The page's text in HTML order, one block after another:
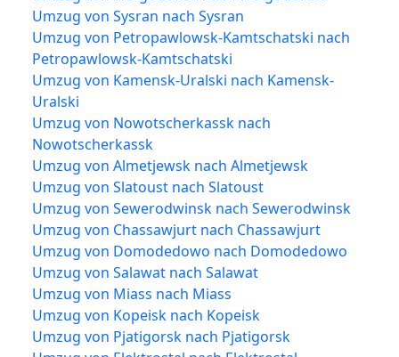
Umzug von Sysran nach Sysran
Umzug von Petropawlowsk-Kamtschatski nach
Petropawlowsk-Kamtschatski
Umzug von Kamensk-Uralski nach Kamensk-
Uralski
Umzug von Nowotscherkassk nach
Nowotscherkassk
Umzug von Almetjewsk nach Almetjewsk
Umzug von Slatoust nach Slatoust
Umzug von Sewerodwinsk nach Sewerodwinsk
Umzug von Chassawjurt nach Chassawjurt
Umzug von Domodedowo nach Domodedowo
Umzug von Salawat nach Salawat
Umzug von Miass nach Miass
Umzug von Kopeisk nach Kopeisk
Umzug von Pjatigorsk nach Pjatigorsk